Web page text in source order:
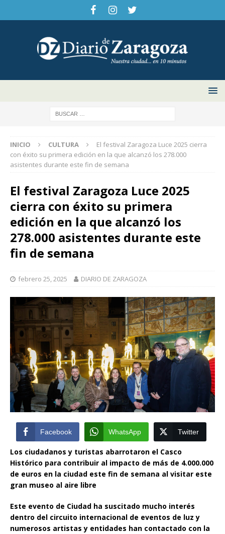
INICIO CULTURA
El festival Zaragoza Luce 2025 cierra
con éxito su primera edición en la que alcanzó los 278.000
asistentes durante este fin de semana
El festival Zaragoza Luce 2025
cierra con éxito su primera
edición en la que alcanzó los
278.000 asistentes durante este
fin de semana
febrero 25, 2025 DIARIO DE ZARAGOZA
Facebook WhatsApp Twitter
Los ciudadanos y turistas abarrotaron el Casco
Histórico para contribuir al impacto de más de 4.000.000
de euros en la ciudad este fin de semana al visitar este
gran museo al aire libre
Este evento de Ciudad ha suscitado mucho interés
dentro del circuito internacional de eventos de luz y
numerosos artistas y entidades han contactado con la